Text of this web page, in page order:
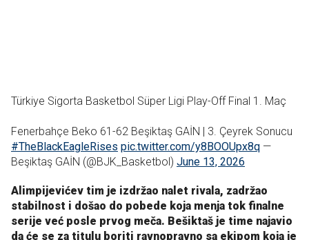
Türkiye Sigorta Basketbol Süper Ligi Play-Off Final 1. Maç
Fenerbahçe Beko 61-62 Beşiktaş GAİN | 3. Çeyrek Sonucu
#TheBlackEagleRises pic.twitter.com/y8BOOUpx8q —
Beşiktaş GAİN (@BJK_Basketbol) June 13, 2026
Alimpijevićev tim je izdržao nalet rivala, zadržao
stabilnost i došao do pobede koja menja tok finalne
serije već posle prvog meča. Bešiktaš je time najavio
da će se za titulu boriti ravnopravno sa ekipom koja je